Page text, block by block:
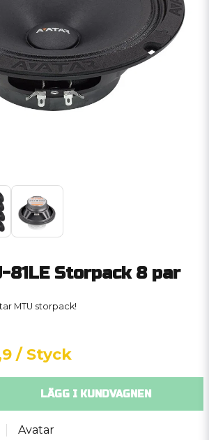
81LE Storpack 8 par
MTU storpack!
/ Styck
LÄGG I KUNDVAGNEN
Avatar